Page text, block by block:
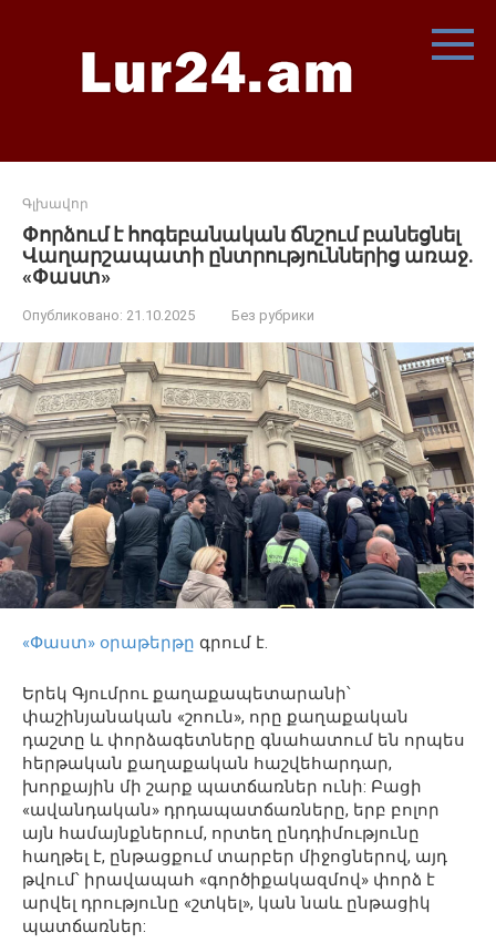
Գլխավոր
Փորձում է հոգեբանական ճնշում բանեցնել
Վաղարշապատի ընտրություններից առաջ.
«Փաստ»
Опубликовано: 21.10.2025 Без рубрики
«Փաստ» օրաթերթը գրում է.
Երեկ Գյումրու քաղաքապետարանի՝
փաշինյանական «շոուն», որը քաղաքական
դաշտը և փորձագետները գնահատում են որպես
հերթական քաղաքական հաշվեհարդար,
խորքային մի շարք պատճառներ ունի: Բացի
«ավանդական» դրդապատճառները, երբ բոլոր
այն համայնքներում, որտեղ ընդդիմությունը
հաղթել է, ընթացքում տարբեր միջոցներով, այդ
թվում՝ իրավապահ «գործիքակազմով» փորձ է
արվել դրությունը «շտկել», կան նաև ընթացիկ
պատճառներ: